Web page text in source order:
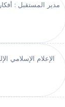
مدير المستقبل :
الإعلام الإسلامي